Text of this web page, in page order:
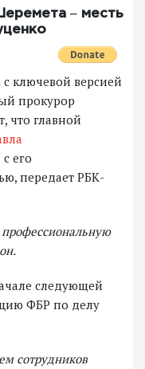
‒ месть
ключевой версией
прокурор
что главной
его
передает РБК-
следующей
ФБР по делу
сотрудников